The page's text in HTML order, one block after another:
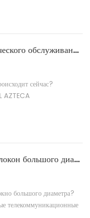
Новости о приостановке технического обслуживания магистральной оптоволоконной сети в Перу - проекты сварочных аппаратов
сейчас?
Инструмент для скалывания волокон большого диаметра
большого диаметра?
телекоммуникационные